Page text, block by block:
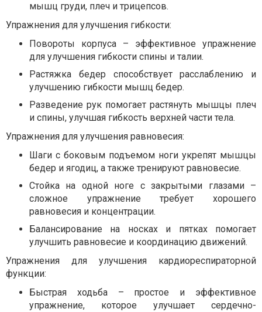
мышц груди, плеч и трицепсов.
Упражнения для улучшения гибкости:
Повороты корпуса – эффективное упражнение
для улучшения гибкости спины и талии.
Растяжка бедер способствует расслаблению и
улучшению гибкости мышц бедер.
Разведение рук помогает растянуть мышцы плеч
и спины, улучшая гибкость верхней части тела.
Упражнения для улучшения равновесия:
Шаги с боковым подъемом ноги укрепят мышцы
бедер и ягодиц, а также тренируют равновесие.
Стойка на одной ноге с закрытыми глазами –
сложное упражнение требует хорошего
равновесия и концентрации.
Балансирование на носках и пятках помогает
улучшить равновесие и координацию движений.
Упражнения для улучшения кардиореспираторной
функции:
Быстрая ходьба – простое и эффективное
упражнение, которое улучшает сердечно-